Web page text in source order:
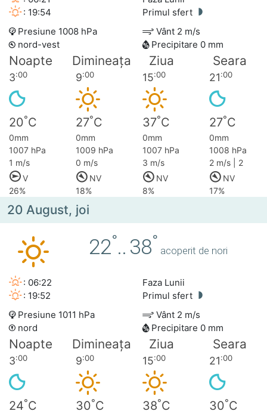
: 19:54
Primul sfert
Presiune 1008 hPa
Vânt 2 m/s
nord-vest
Precipitare 0 mm
Noapte Dimineața Ziua Seara
3:00 9:00 15:00 21:00
20°C 27°C 37°C 27°C
0mm 0mm 0mm
0mm
1007 hPa
1009 hPa 1007 hPa
1008 hPa
1 m/s
0 m/s 3 m/s
2 m/s | 2
V
NV NV
NV
26%
18% 8% 17%
20 August, joi
22°.. 38°
acoperit de nori
: 06:22
: 19:52
Faza Lunii
Primul sfert
Presiune 1011 hPa
Vânt 2 m/s
nord
Precipitare 0 mm
Noapte Dimineața Ziua Seara
3:00 9:00 15:00 21:00
24°C 30°C 38°C 30°C